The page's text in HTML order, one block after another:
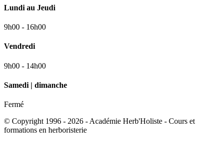
Lundi au Jeudi
9h00 - 16h00
Vendredi
9h00 - 14h00
Samedi | dimanche
Fermé
© Copyright 1996 - 2026 - Académie Herb'Holiste - Cours et
formations en herboristerie